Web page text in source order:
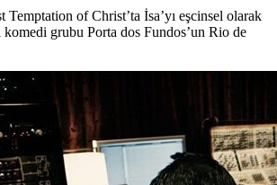
of Christ’ta İsa’yı eşcinsel olarak
grubu Porta dos Fundos’un Rio de